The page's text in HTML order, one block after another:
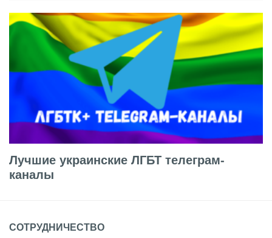
Лучшие украинские ЛГБТ телеграм-
каналы
СОТРУДНИЧЕСТВО